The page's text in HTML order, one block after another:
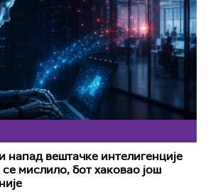
напад вештачке интелигенције
мислило, бот хаковао још